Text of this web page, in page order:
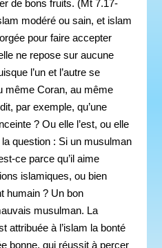
de bons fruits. (Mt 7.17-
modéré ou sain, et islam
pour faire accepter
ne repose sur aucune
l’un et l’autre se
même Coran, au même
par exemple, qu’une
? Ou elle l’est, ou elle
question : Si un musulman
ce parce qu’il aime
islamiques, ou bien
humain ? Un bon
musulman. La
attribuée à l’islam la bonté
bonne, qui réussit à percer